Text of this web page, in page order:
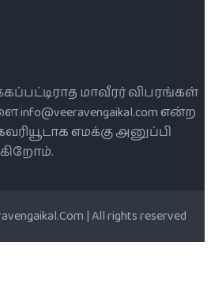
மாவீரர் விபரங்கள்
என்ற
எமக்கு அனுப்பி
| All rights reserved